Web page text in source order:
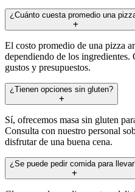
¿Cuánto cuesta promedio una
El costo promedio de una pizza
dependiendo de los ingredientes.
gustos y presupuestos.
¿Tienen opciones sin gluten?
Sí, ofrecemos masa sin gluten
Consulta con nuestro personal
disfrutar de una buena cena.
¿Se puede pedir comida para